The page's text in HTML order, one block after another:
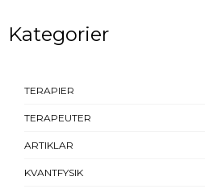
Kategorier
TERAPIER
TERAPEUTER
ARTIKLAR
KVANTFYSIK